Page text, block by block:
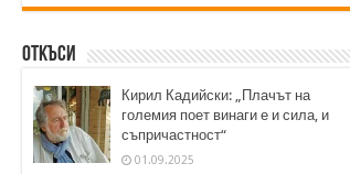
Откъси
Кирил Кадийски: „Плачът на
големия поет винаги е и сила, и
съпричастност“
01.09.2025